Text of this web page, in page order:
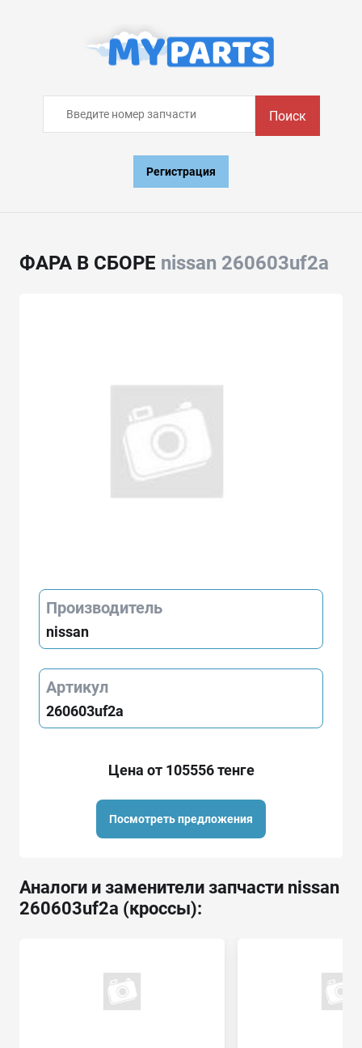
Поиск
Регистрация
ФАРА В СБОРЕ nissan 260603uf2a
Производитель
nissan
Артикул
260603uf2a
Цена от 105556 тенге
Посмотреть предложения
Аналоги и заменители запчасти nissan
260603uf2a (кроссы):